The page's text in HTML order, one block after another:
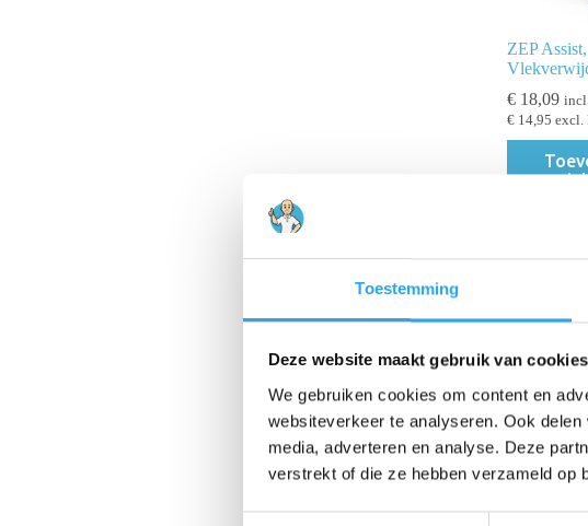
Toestemming
Deze website maakt gebruik van cookies
We gebruiken cookies om content en
websiteverkeer te analyseren. Ook
media, adverteren en analyse. Deze
verstrekt of die ze hebben verzameld op
ZEP Assist,
€ 18,09
€ 14,95 excl.